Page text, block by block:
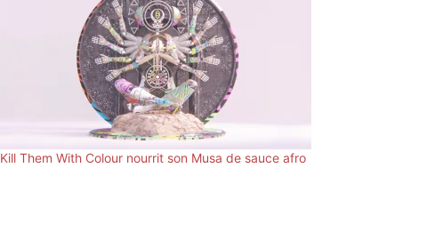
Kill Them With Colour nourrit son Musa de sauce afro